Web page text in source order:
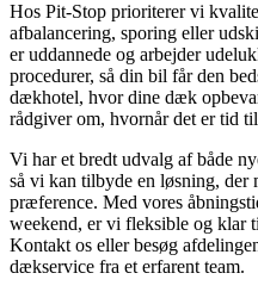
Hos Pit-Stop prioriterer vi
afbalancering, sporing eller
er uddannede og arbejder
procedurer, så din bil får den
dækhotel, hvor dine dæk
rådgiver om, hvornår det er tid
Vi har et bredt udvalg af både
så vi kan tilbyde en løsning, der
præference. Med vores
weekend, er vi fleksible og klar
Kontakt os eller besøg
dækservice fra et erfarent team.